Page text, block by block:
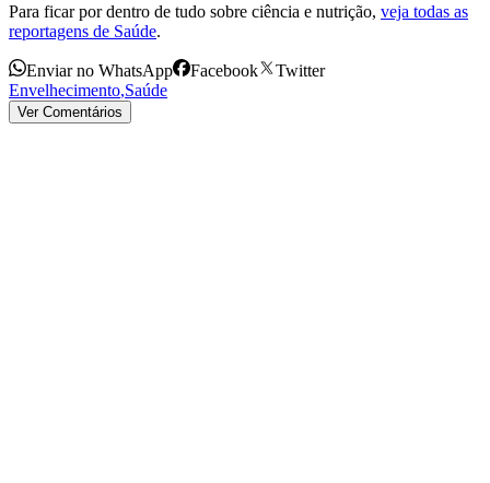
Para ficar por dentro de tudo sobre ciência e nutrição, veja todas as
reportagens de Saúde.
Enviar no WhatsApp Facebook
Twitter
Envelhecimento,Saúde
Ver Comentários